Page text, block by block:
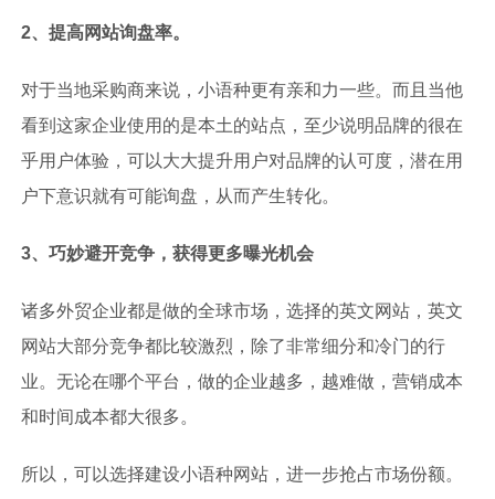
2、提高网站询盘率。
对于当地采购商来说，小语种更有亲和力一些。而且当他
看到这家企业使用的是本土的站点，至少说明品牌的很在
乎用户体验，可以大大提升用户对品牌的认可度，潜在用
户下意识就有可能询盘，从而产生转化。
3、巧妙避开竞争，获得更多曝光机会
诸多外贸企业都是做的全球市场，选择的英文网站，英文
网站大部分竞争都比较激烈，除了非常细分和冷门的行
业。无论在哪个平台，做的企业越多，越难做，营销成本
和时间成本都大很多。
所以，可以选择建设小语种网站，进一步抢占市场份额。